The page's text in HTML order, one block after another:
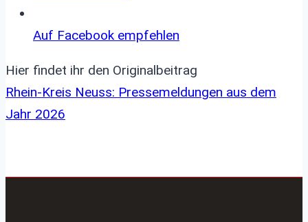
Auf Facebook empfehlen
Hier findet ihr den Originalbeitrag
Rhein-Kreis Neuss: Pressemeldungen aus dem
Jahr 2026